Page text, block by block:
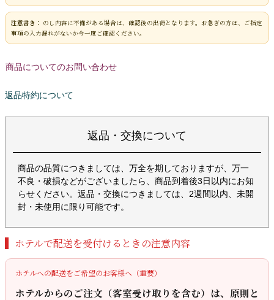
注意書き： のし内容に不備がある場合は、確認後の出荷となります。お急ぎの方は、ご指定
事項の入力漏れがないか今一度ご確認ください。
商品についてのお問い合わせ
返品特約について
返品・交換について
商品の品質につきましては、万全を期しておりますが、万一
不良・破損などがございましたら、商品到着後3日以内にお知
らせください。返品・交換につきましては、2週間以内、未開
封・未使用に限り可能です。
ホテルで配送を受付けるときの注意内容
ホテルへの配送をご希望のお客様へ（重要）
ホテルからのご注文（客室受け取りを含む）は、原則と